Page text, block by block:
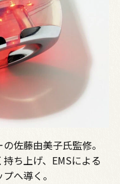
佐藤由美子氏監修。
ち上げ、EMSによる
へ導く。